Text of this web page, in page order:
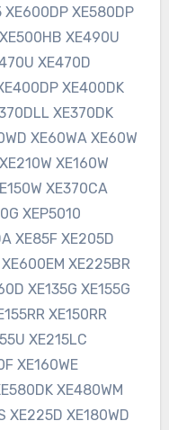
XE600DP XE580DP
XE490U
XE470D
XE400DK
XE370DK
XE60WA XE60W
XE160W
XE370CA
XEP5010
XE85F XE205D
XE225BR
XE135G XE155G
XE150RR
XE215LC
XE160WE
XE480WM
XE225D XE180WD